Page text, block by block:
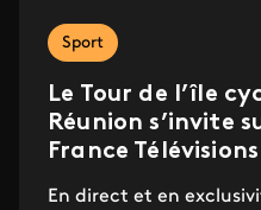
Sport
Le Tour de l’île
Réunion s’invite
France Télévisions
En direct et en